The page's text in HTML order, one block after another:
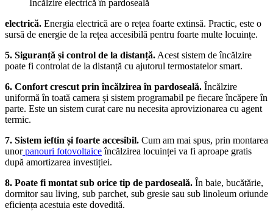
Încălzire electrică în pardoseală
electrică. Energia electrică are o rețea foarte extinsă. Practic, este o
sursă de energie de la rețea accesibilă pentru foarte multe locuințe.
5. Siguranță și control de la distanță. Acest sistem de încălzire
poate fi controlat de la distanță cu ajutorul termostatelor smart.
6. Confort crescut prin încălzirea în pardoseală. Încălzire
uniformă în toată camera și sistem programabil pe fiecare încăpere în
parte. Este un sistem curat care nu necesita aprovizionarea cu agent
termic.
7. Sistem ieftin și foarte accesibil. Cum am mai spus, prin montarea
unorpanouri fotovoltaiceîncălzirea locuinței va fi aproape gratis
după amortizarea investiției.
8. Poate fi montat sub orice tip de pardoseală. În baie, bucătărie,
dormitor sau living, sub parchet, sub gresie sau sub linoleum oriunde
eficiența acestuia este dovedită.